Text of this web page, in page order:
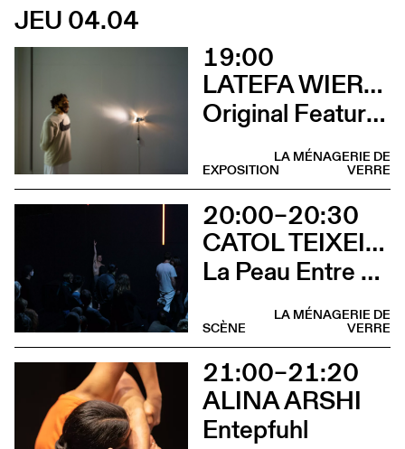
JEU 04.04
19:00
LATEFA WIERSCH
Original Features
LA MÉNAGERIE DE
VERRE
EXPOSITION
20:00–20:30
CATOL TEIXEIRA
La Peau Entre Les Doigts
LA MÉNAGERIE DE
VERRE
SCÈNE
21:00–21:20
ALINA ARSHI
Entepfuhl